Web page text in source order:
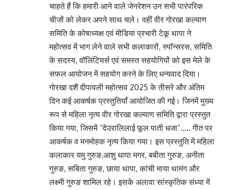
चाहते हैं कि हमारी आने वाले जेनरेशन उन सभी पारंपरिक
चीजों को लेकर अपने साथ चले। वहीं वीर गोरखा कल्याण
समिति के कोषाध्यक्ष एवं मीडिया प्रभारी टेकू थापा ने
महोत्सव में भाग लेने वाले सभी कलाकारों, स्पॉन्सरस, समिति
के सदस्य, वॉलिंटियर्स एवं समस्त सहयोगियों को इस मेले के
सफल आयोजन में सहयोग करने के लिए धन्यवाद दिया।
गोरखा दशैं दीपावली महोत्सव 2025 के तीसरे और अंतिम
दिन कई आकर्षक प्रस्तुतियाँ आयोजित की गई। जिनमें मुख्य
रूप से महिला नृत्य वीर गोरखा कल्याण समिति द्वारा प्रस्तुत
किया गया, जिसमें “देउरालिलाई फूल पाती धजा”….. गीत पर
आकर्षक व मनमोहक नृत्य किया गया। इस प्रस्तुति में महिला
कलाकार यमु गुरुङ,आशु थापा मगर, बबीता गुरुङ, अनीता
गुरुङ, सबिता गुरुङ, छाया थापा, कांची माया थामंग और
लक्ष्मी गुरुङ शामिल रहे। इसके अलावा सांस्कृतिक संध्या में